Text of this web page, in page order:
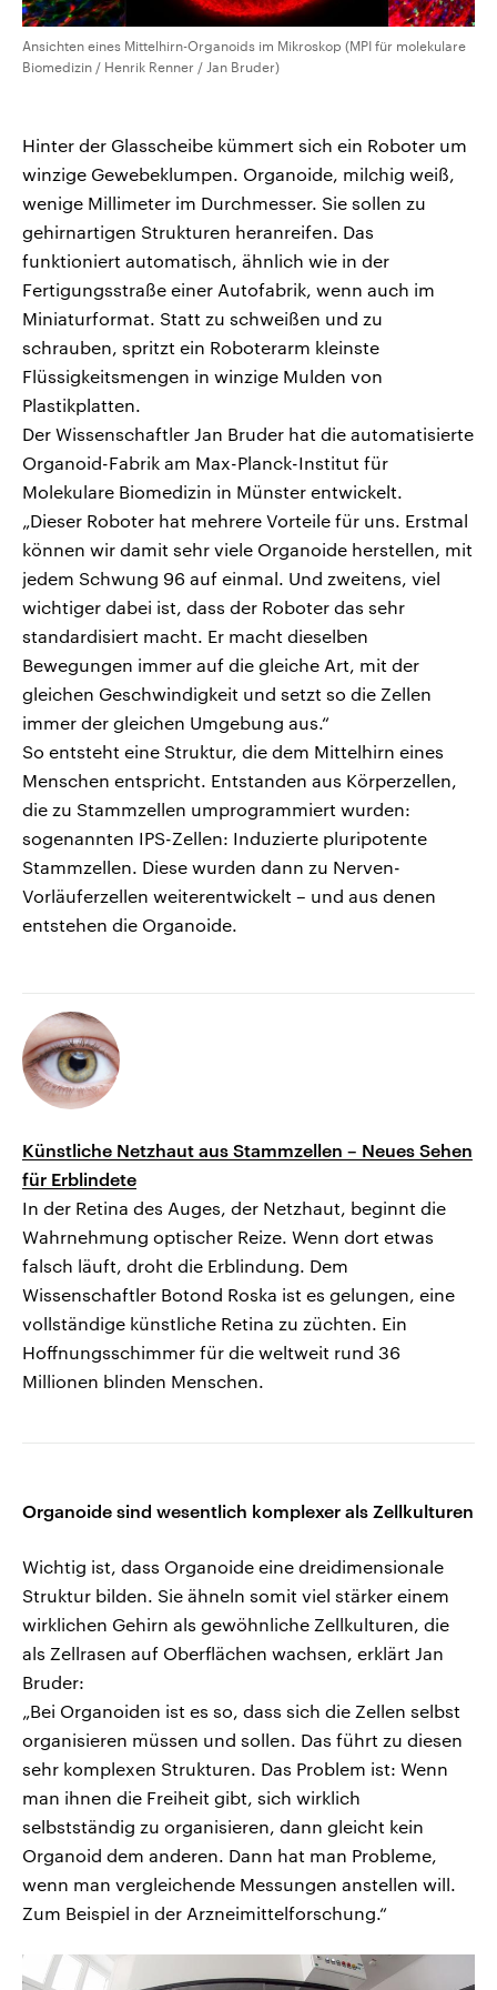
Ansichten eines Mittelhirn-Organoids im Mikroskop (MPI für molekulare
Biomedizin / Henrik Renner / Jan Bruder)
Hinter der Glasscheibe kümmert sich ein Roboter um
winzige Gewebeklumpen. Organoide, milchig weiß,
wenige Millimeter im Durchmesser. Sie sollen zu
gehirnartigen Strukturen heranreifen. Das
funktioniert automatisch, ähnlich wie in der
Fertigungsstraße einer Autofabrik, wenn auch im
Miniaturformat. Statt zu schweißen und zu
schrauben, spritzt ein Roboterarm kleinste
Flüssigkeitsmengen in winzige Mulden von
Plastikplatten.
Der Wissenschaftler Jan Bruder hat die automatisierte
Organoid-Fabrik am Max-Planck-Institut für
Molekulare Biomedizin in Münster entwickelt.
„Dieser Roboter hat mehrere Vorteile für uns. Erstmal
können wir damit sehr viele Organoide herstellen, mit
jedem Schwung 96 auf einmal. Und zweitens, viel
wichtiger dabei ist, dass der Roboter das sehr
standardisiert macht. Er macht dieselben
Bewegungen immer auf die gleiche Art, mit der
gleichen Geschwindigkeit und setzt so die Zellen
immer der gleichen Umgebung aus.“
So entsteht eine Struktur, die dem Mittelhirn eines
Menschen entspricht. Entstanden aus Körperzellen,
die zu Stammzellen umprogrammiert wurden:
sogenannten IPS-Zellen: Induzierte pluripotente
Stammzellen. Diese wurden dann zu Nerven-
Vorläuferzellen weiterentwickelt – und aus denen
entstehen die Organoide.
Künstliche Netzhaut aus Stammzellen – Neues Sehen
für Erblindete
In der Retina des Auges, der Netzhaut, beginnt die
Wahrnehmung optischer Reize. Wenn dort etwas
falsch läuft, droht die Erblindung. Dem
Wissenschaftler Botond Roska ist es gelungen, eine
vollständige künstliche Retina zu züchten. Ein
Hoffnungsschimmer für die weltweit rund 36
Millionen blinden Menschen.
Organoide sind wesentlich komplexer als Zellkulturen
Wichtig ist, dass Organoide eine dreidimensionale
Struktur bilden. Sie ähneln somit viel stärker einem
wirklichen Gehirn als gewöhnliche Zellkulturen, die
als Zellrasen auf Oberflächen wachsen, erklärt Jan
Bruder:
„Bei Organoiden ist es so, dass sich die Zellen selbst
organisieren müssen und sollen. Das führt zu diesen
sehr komplexen Strukturen. Das Problem ist: Wenn
man ihnen die Freiheit gibt, sich wirklich
selbstständig zu organisieren, dann gleicht kein
Organoid dem anderen. Dann hat man Probleme,
wenn man vergleichende Messungen anstellen will.
Zum Beispiel in der Arzneimittelforschung.“